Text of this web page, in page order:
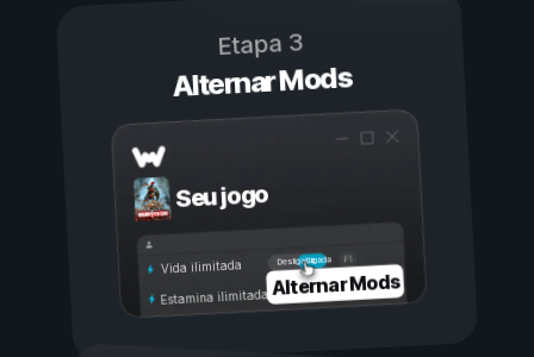
Etapa 3
Alternar Mods
Seu jogo
Ligada
Desligada
Vida ilimitada
Estamina ilimitadaAlternar Mods